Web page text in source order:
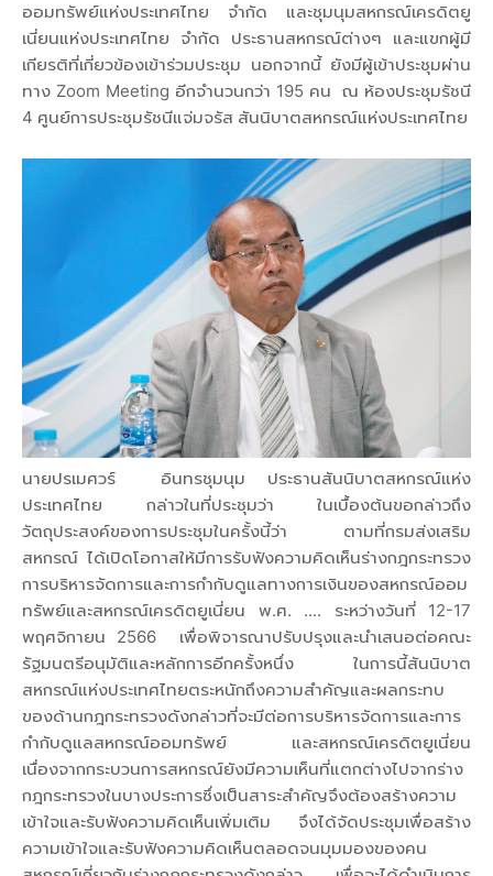
ออมทรัพย์แห่งประเทศไทย จำกัด และชุมนุมสหกรณ์เครดิตยู
เนี่ยนแห่งประเทศไทย จำกัด ประธานสหกรณ์ต่างๆ และแขกผู้มี
เกียรติที่เกี่ยวข้องเข้าร่วมประชุม นอกจากนี้ ยังมีผู้เข้าประชุมผ่าน
ทาง Zoom Meeting อีกจำนวนกว่า 195 คน ณ ห้องประชุมรัชนี
4 ศูนย์การประชุมรัชนีแจ่มจรัส สันนิบาตสหกรณ์แห่งประเทศไทย
นายปรเมศวร์ อินทรชุมนุม ประธานสันนิบาตสหกรณ์แห่ง
ประเทศไทย กล่าวในที่ประชุมว่า ในเบื้องต้นขอกล่าวถึง
วัตถุประสงค์ของการประชุมในครั้งนี้ว่า ตามที่กรมส่งเสริม
สหกรณ์ ได้เปิดโอกาสให้มีการรับฟังความคิดเห็นร่างกฎกระทรวง
การบริหารจัดการและการกำกับดูแลทางการเงินของสหกรณ์ออม
ทรัพย์และสหกรณ์เครดิตยูเนี่ยน พ.ศ. .... ระหว่างวันที่ 12-17
พฤศจิกายน 2566 เพื่อพิจารณาปรับปรุงและนำเสนอต่อคณะ
รัฐมนตรีอนุมัติและหลักการอีกครั้งหนึ่ง ในการนี้สันนิบาต
สหกรณ์แห่งประเทศไทยตระหนักถึงความสำคัญและผลกระทบ
ของด้านกฎกระทรวงดังกล่าวที่จะมีต่อการบริหารจัดการและการ
กำกับดูแลสหกรณ์ออมทรัพย์ และสหกรณ์เครดิตยูเนี่ยน
เนื่องจากกระบวนการสหกรณ์ยังมีความเห็นที่แตกต่างไปจากร่าง
กฎกระทรวงในบางประการซึ่งเป็นสาระสำคัญจึงต้องสร้างความ
เข้าใจและรับฟังความคิดเห็นเพิ่มเติม จึงได้จัดประชุมเพื่อสร้าง
ความเข้าใจและรับฟังความคิดเห็นตลอดจนมุมมองของคน